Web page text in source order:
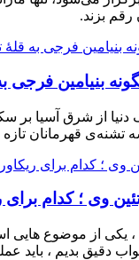
رقم بزند.
از شرق آسیا بر
قهرمانان
وی ؛ کدام
یکی از موضوع‌ هایی‌
دقیق بدیم ، باید